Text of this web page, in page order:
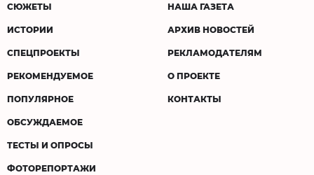
СЮЖЕТЫ
ИСТОРИИ
СПЕЦПРОЕКТЫ
РЕКОМЕНДУЕМОЕ
ПОПУЛЯРНОЕ
ОБСУЖДАЕМОЕ
ТЕСТЫ И ОПРОСЫ
ФОТОРЕПОРТАЖИ
НАША ГАЗЕТА
АРХИВ НОВОСТЕЙ
РЕКЛАМОДАТЕЛЯМ
О ПРОЕКТЕ
КОНТАКТЫ